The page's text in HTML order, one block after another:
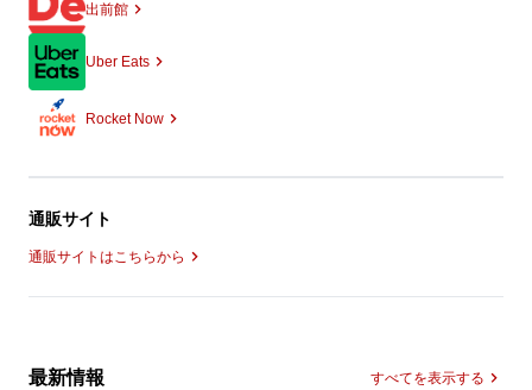
出前館
Uber Eats
Rocket Now
通販サイト
通販サイトはこちらから
最新情報 すべてを表示する